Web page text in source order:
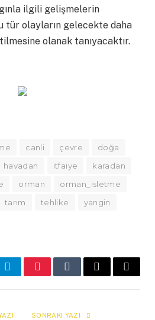
ilgili gelişmelerin
tür olayların gelecekte daha
olanak tanıyacaktır.
canli çevre
doğa
havadan itfaiye
karadan
orman
orman_isletme
tarım tehlike
yangin
TelegramPinterestTumblrE-
Copy
SONRAKI YAZI